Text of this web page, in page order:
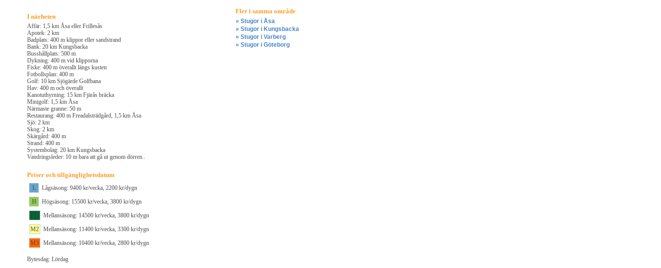
I närheten
Affär: 1,5 km Åsa eller Frillesås
Apotek: 2 km
Badplats: 400 m klippor eller sandstrand
Bank: 20 km Kungsbacka
Busshållplats: 500 m
Dykning: 400 m vid klipporna
Fiske: 400 m överallt längs kusten
Fotbollsplan: 400 m
Golf: 10 km Sjögärde Golfbana
Hav: 400 m och överallt
Kanotuthyrning: 15 km Fjärås bräcka
Minigolf: 1,5 km Åsa
Närmaste granne: 50 m
Restaurang: 400 m Freadalsträdgård, 1,5 km Åsa
Sjö: 2 km
Skog: 2 km
Skärgård: 400 m
Strand: 400 m
Systembolag: 20 km Kungsbacka
Vandringsleder: 10 m bara att gå ut genom dörren..
Priser och tillgänglighetsdatum
L
Lågsäsong: 9400 kr/vecka, 2200 kr/dygn
H
Högsäsong: 15500 kr/vecka, 3800 kr/dygn
M1
Mellansäsong: 14500 kr/vecka, 3800 kr/dygn
M2
Mellansäsong: 11400 kr/vecka, 3300 kr/dygn
M3
Mellansäsong: 10400 kr/vecka, 2800 kr/dygn
Bytesdag: Lördag
Fler i samma område
» Stugor i Åsa
» Stugor i Kungsbacka
» Stugor i Varberg
» Stugor i Göteborg